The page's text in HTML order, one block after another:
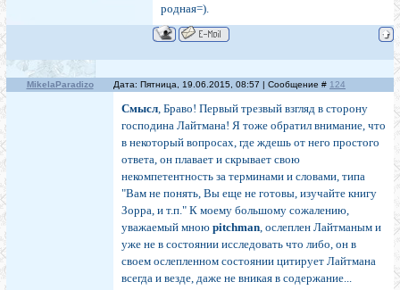
родная=).
MikelaParadizo Дата: Пятница, 19.06.2015, 08:57 | Сообщение # 124
Смысл, Браво! Первый трезвый взгляд в сторону
господина Лайтмана! Я тоже обратил внимание, что
в некоторый вопросах, где ждешь от него простого
ответа, он плавает и скрывает свою
некомпетентность за терминами и словами, типа
"Вам не понять, Вы еще не готовы, изучайте книгу
Зорра, и т.п." К моему большому сожалению,
уважаемый мною pitchman, ослеплен Лайтманым и
уже не в состоянии исследовать что либо, он в
своем ослепленном состоянии цитирует Лайтмана
всегда и везде, даже не вникая в содержание...